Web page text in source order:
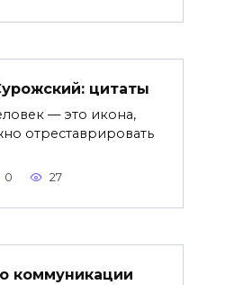
цитаты
— это икона,
отреставрировать
0 27
коммуникации